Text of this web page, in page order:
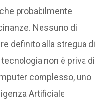
probabilmente
Nessuno di
definito alla stregua di
non è priva di
complesso, uno
Artificiale